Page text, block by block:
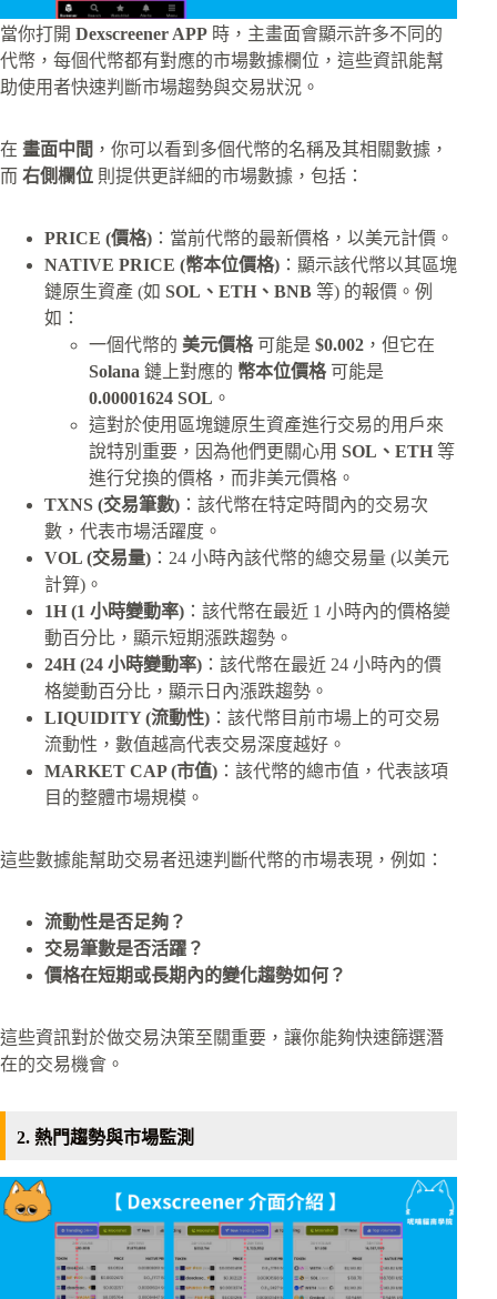
當你打開 Dexscreener APP 時，主畫面會顯示許多不同的
代幣，每個代幣都有對應的市場數據欄位，這些資訊能幫
助使用者快速判斷市場趨勢與交易狀況。
在 畫面中間 ，你可以看到多個代幣的名稱及其相關數據，
而 右側欄位 則提供更詳細的市場數據，包括：
PRICE (價格) ：當前代幣的最新價格，以美元計價。
NATIVE PRICE (幣本位價格) ：顯示該代幣以其區塊
鏈原生資產 (如 SOL、ETH、BNB 等) 的報價。例
如：
一個代幣的 美元價格可能是 $0.002 ，但它在
Solana 鏈上對應的 幣本位價格可能是
0.00001624 SOL 。
這對於使用區塊鏈原生資產進行交易的用戶來
說特別重要，因為他們更關心用 SOL、ETH 等
進行兌換的價格，而非美元價格。
TXNS (交易筆數) ：該代幣在特定時間內的交易次
數，代表市場活躍度。
VOL (交易量) ：24 小時內該代幣的總交易量 (以美元
計算)。
1H (1 小時變動率) ：該代幣在最近 1 小時內的價格變
動百分比，顯示短期漲跌趨勢。
24H (24 小時變動率) ：該代幣在最近 24 小時內的價
格變動百分比，顯示日內漲跌趨勢。
LIQUIDITY (流動性) ：該代幣目前市場上的可交易
流動性，數值越高代表交易深度越好。
MARKET CAP (市值) ：該代幣的總市值，代表該項
目的整體市場規模。
這些數據能幫助交易者迅速判斷代幣的市場表現，例如：
流動性是否足夠？
交易筆數是否活躍？
價格在短期或長期內的變化趨勢如何？
這些資訊對於做交易決策至關重要，讓你能夠快速篩選潛
在的交易機會。
2. 熱門趨勢與市場監測